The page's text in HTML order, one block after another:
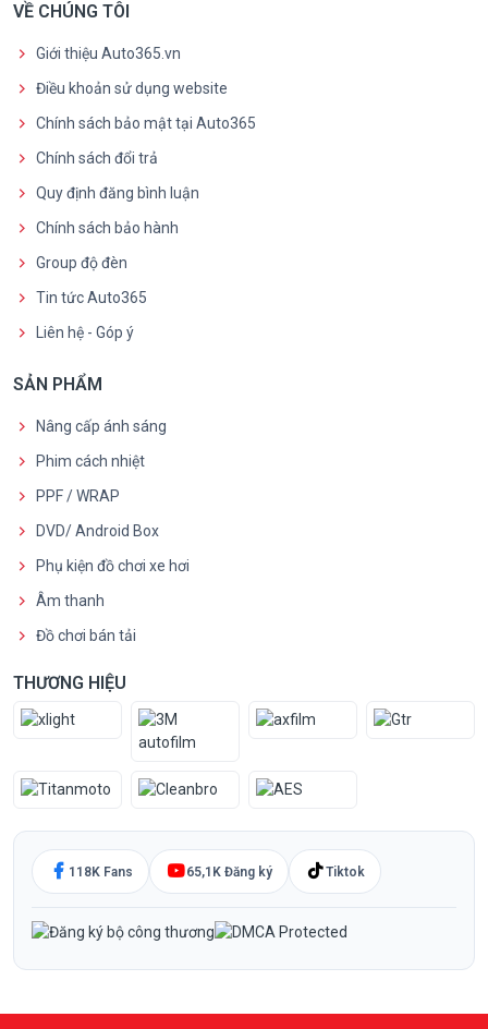
VỀ CHÚNG TÔI
Giới thiệu Auto365.vn
Điều khoản sử dụng website
Chính sách bảo mật tại Auto365
Chính sách đổi trả
Quy định đăng bình luận
Chính sách bảo hành
Group độ đèn
Tin tức Auto365
Liên hệ - Góp ý
SẢN PHẨM
Nâng cấp ánh sáng
Phim cách nhiệt
PPF / WRAP
DVD/ Android Box
Phụ kiện đồ chơi xe hơi
Âm thanh
Đồ chơi bán tải
THƯƠNG HIỆU
118K Fans 65,1K Đăng ký Tiktok